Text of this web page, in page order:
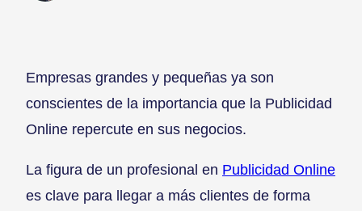
Empresas grandes y pequeñas ya son
conscientes de la importancia que la Publicidad
Online repercute en sus negocios.
La figura de un profesional en Publicidad Online
es clave para llegar a más clientes de forma